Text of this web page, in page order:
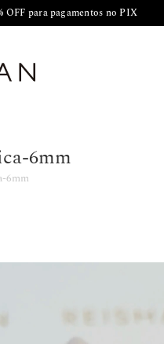
OFF para pagamentos no PIX
6mm
6mm